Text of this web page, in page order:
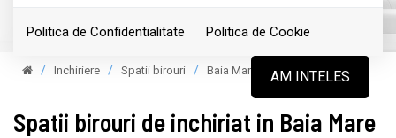
Politica de Confidentialitate Politica de Cookie
AM INTELES
Inchiriere Spatii birouri Baia Mare
Spatii birouri de inchiriat in Baia Mare